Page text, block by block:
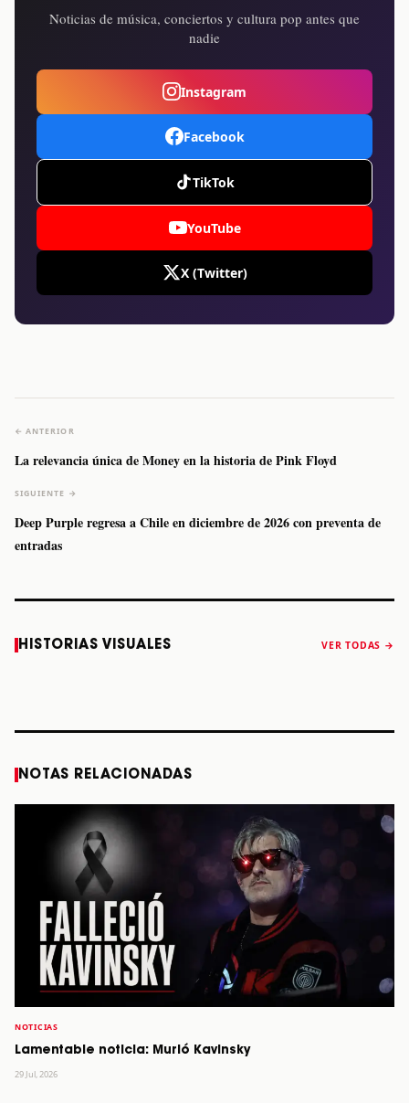
Noticias de música, conciertos y cultura pop antes que
nadie
Instagram
Facebook
TikTok
YouTube
X (Twitter)
← ANTERIOR
La relevancia única de Money en la historia de Pink Floyd
SIGUIENTE →
Deep Purple regresa a Chile en diciembre de 2026 con preventa de
entradas
HISTORIAS VISUALES VER TODAS →
Caifanes regresa
a Monterrey el
Fallece Felipe
Staiti, guitarrista
anuncia “Reality
NOTAS RELACIONADAS
NOTICIAS
Lamentable noticia: Murió Kavinsky
29 Jul, 2026